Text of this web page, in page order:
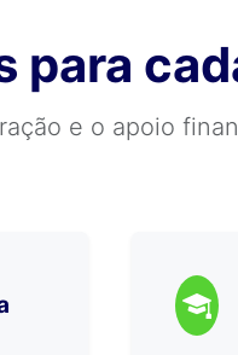
para
e o apoio